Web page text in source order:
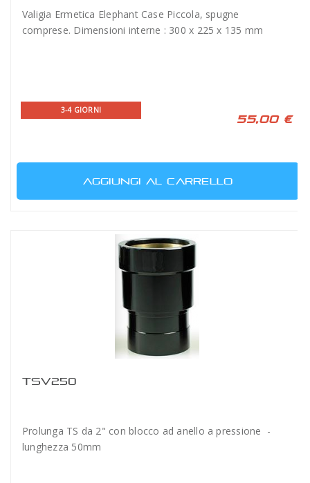
Valigia Ermetica Elephant Case Piccola, spugne
comprese. Dimensioni interne : 300 x 225 x 135 mm
3-4 GIORNI
55,00 €
AGGIUNGI AL CARRELLO
TSV250
Prolunga TS da 2" con blocco ad anello a pressione -
lunghezza 50mm